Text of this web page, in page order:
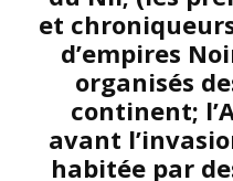
et
d’empires
organisés
continent;
avant
habitée par